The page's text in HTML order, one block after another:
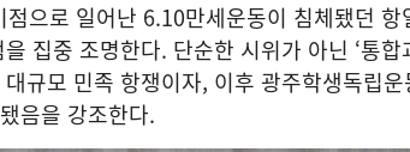
으로 일어난 6.10만세운동이 침체됐던 항
집중 조명한다. 단순한 시위가 아닌 ‘통합
규모 민족 항쟁이자, 이후 광주학생독립
음을 강조한다.